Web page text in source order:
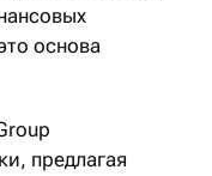
основа
предлагая